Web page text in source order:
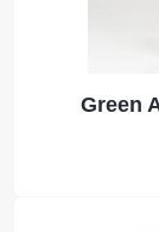
Green